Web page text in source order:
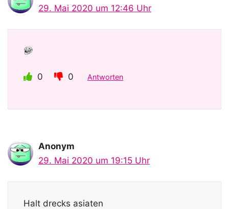
29. Mai 2020 um 12:46 Uhr
0 0 Antworten
Anonym
29. Mai 2020 um 19:15 Uhr
Halt drecks asiaten